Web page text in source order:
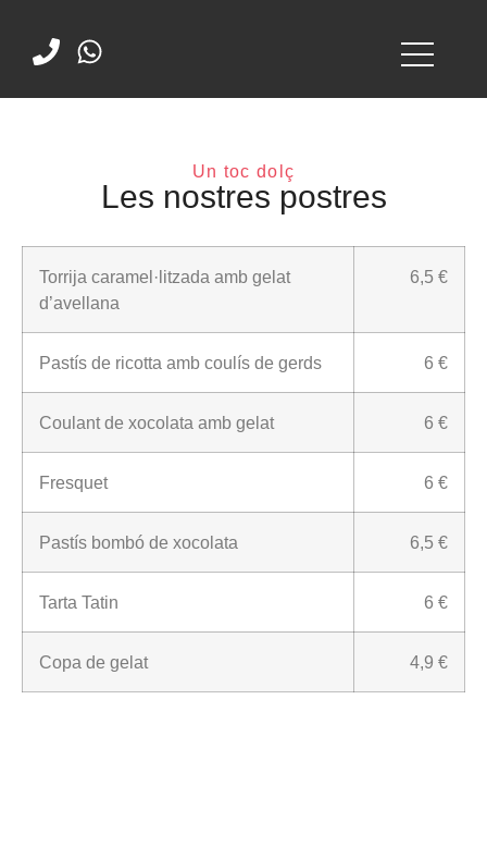
Un toc dolç
Les nostres postres
Torrija caramel·litzada amb gelat
d’avellana
6,5 €
Pastís de ricotta amb coulís de gerds 6 €
Coulant de xocolata amb gelat 6 €
Fresquet 6 €
Pastís bombó de xocolata 6,5 €
Tarta Tatin 6 €
Copa de gelat 4,9 €